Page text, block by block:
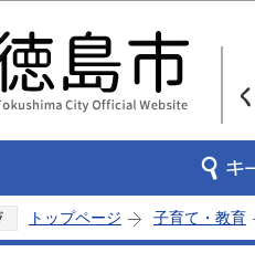
トップページ 子育て・教育